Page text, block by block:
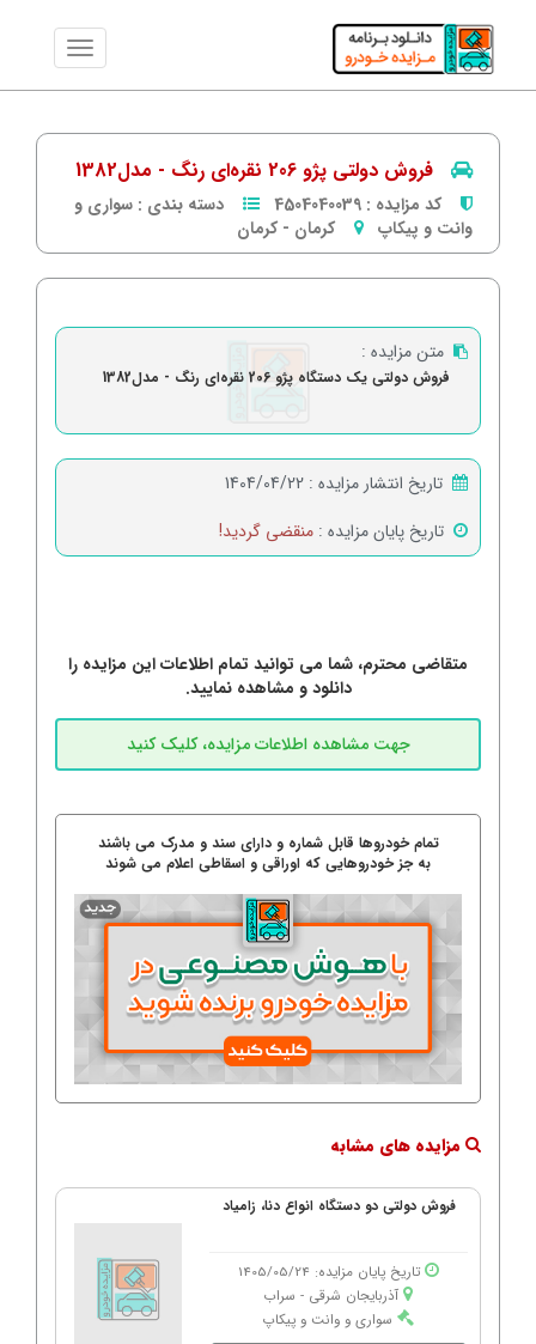
فروش دولتی پژو 206 نقره‌ای رنگ - مدل1382
کد مزایده : 4504040039 دسته بندی : سواری و
وانت و پیکاپ
کرمان - كرمان
متن مزایده :
فروش دولتی یک دستگاه پژو 206 نقره‌ای رنگ - مدل1382
تاریخ انتشار مزایده : 1404/04/22
تاریخ پایان مزایده : منقضی گردید!
متقاضی محترم، شما می توانید تمام اطلاعات این مزایده را
دانلود و مشاهده نمایید.
تمام خودروها قابل شماره و دارای سند و مدرک می باشند
به جز خودروهایی که اوراقی و اسقاطی اعلام می شوند
مزایده های مشابه
فروش دولتی دو دستگاه انواع دنا، زامیاد
تاریخ پایان مزایده: 1405/05/24
آذربایجان شرقی - سراب
سواری و وانت و پیکاپ